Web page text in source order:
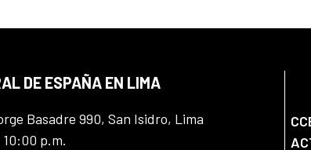
DE ESPAÑA EN LIMA
Basadre 990, San Isidro, Lima
p.m.